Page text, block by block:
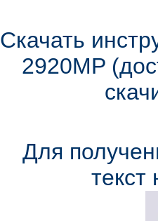
Скачать
2920MP
Для
текст